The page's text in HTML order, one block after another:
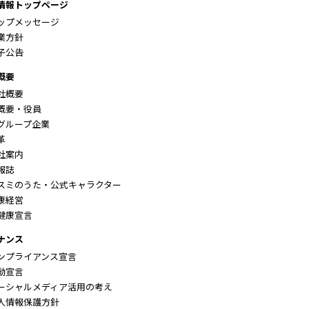
報トップページ
プメッセージ
方針
公告
要
概要
・役員
ープ企業
案内
誌
ミのうた・公式キャラクター
経営
宣言
ンス
プライアンス宣言
宣言
シャルメディア活用の考え
情報保護方針